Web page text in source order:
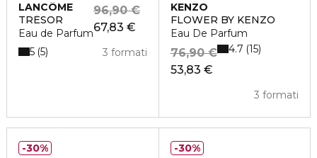
LANCÔME
TRÉSOR
Eau de Parfum67,83 €
96,90 €
3 formati
5 5
KENZO
FLOWER BY KENZO
Eau De Parfum
53,83 €
76,90 €
3 formati
4.7 15
30% 30%